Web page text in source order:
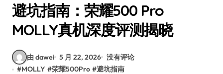
避坑指南：荣耀500 Pro
MOLLY真机深度评测揭晓
由 dawei 5 月 22, 2026 没有评论
#MOLLY #荣耀500Pro #避坑指南